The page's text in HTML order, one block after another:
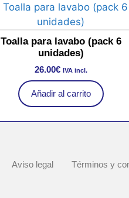
Toalla para lavabo (pack 6
unidades)
26.00€ IVA incl.
Añadir al carrito
Aviso legal Términos y